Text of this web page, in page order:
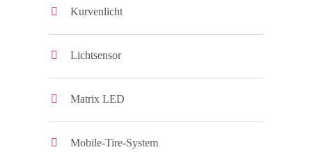
Kurvenlicht
Lichtsensor
Matrix LED
Mobile-Tire-System